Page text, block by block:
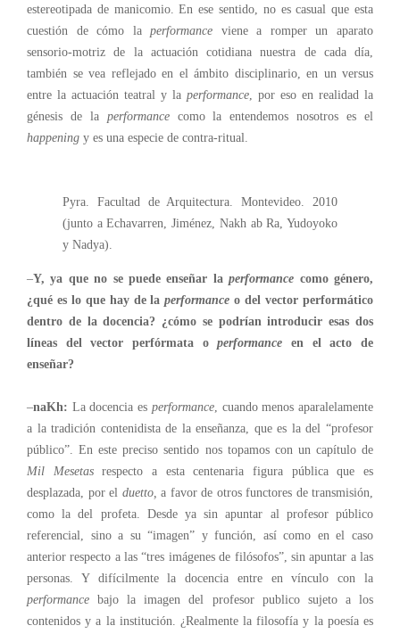
estereotipada de manicomio. En ese sentido, no es casual que esta
cuestión de cómo laperformance viene a romper un aparato
sensorio-motriz de la actuación cotidiana nuestra de cada día,
también se vea reflejado en el ámbito disciplinario, en un versus
entre la actuación teatral y la performance , por eso en realidad la
génesis de la performance como la entendemos nosotros es el
happening y es una especie de contra-ritual.
Pyra. Facultad de Arquitectura. Montevideo. 2010
(junto a Echavarren, Jiménez, Nakh ab Ra, Yudoyoko
y Nadya).
–Y, ya que no se puede enseñar laperformance como género,
¿qué es lo que hay de laperformance o del vector performático
dentro de la docencia? ¿cómo se podrían introducir esas dos
líneas del vector perfórmata operformance en el acto de
enseñar?
–naKh: La docencia es performance, cuando menos aparalelamente
a la tradición contenidista de la enseñanza, que es la del “profesor
público”. En este preciso sentido nos topamos con un capítulo de
Mil Mesetasrespecto a esta centenaria figura pública que es
desplazada, por el duetto, a favor de otros functores de transmisión,
como la del profeta. Desde ya sin apuntar al profesor público
referencial, sino a su “imagen” y función, así como en el caso
anterior respecto a las “tres imágenes de filósofos”, sin apuntar a las
personas. Y difícilmente la docencia entre en vínculo con la
performancebajo la imagen del profesor publico sujeto a los
contenidos y a la institución. ¿Realmente la filosofía y la poesía es